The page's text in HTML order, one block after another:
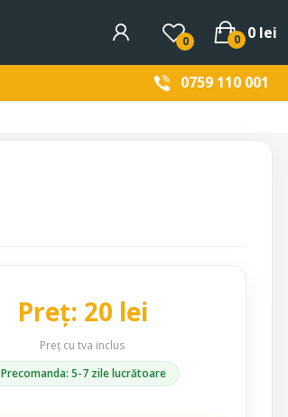
0 0 lei
0
0759 110 001
Preț: 20 lei
Preț cu tva inclus
Precomanda: 5-7 zile lucrătoare